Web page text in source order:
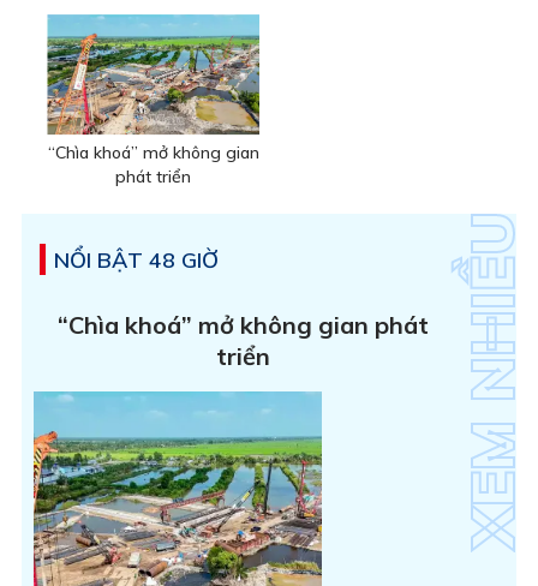
“Chìa khoá” mở không gian
phát triển
NỔI BẬT 48 GIỜ
“Chìa khoá” mở không gian phát
triển